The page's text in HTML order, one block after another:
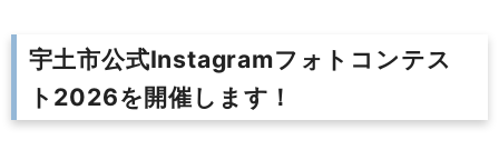
宇土市公式Instagramフォトコンテス
ト2026を開催します！